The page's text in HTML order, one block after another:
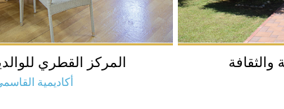
المركز القطري
أكاديمية
والثقافة